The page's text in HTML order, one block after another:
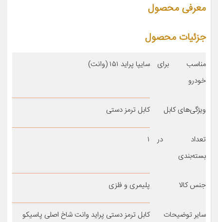
معرفی محصول
جزئیات محصول
مناسب برای
خودرو
سایپا پراید ۱۵۱ (وانت)
ویژگی‌های کابل کابل ترمز دستی
تعداد در
بسته‌بندی
۱
جنس کالا پلیمری و فلزی
سایر توضیحات کابل ترمز دستی پراید وانت شاخ اصلی پاسیکو